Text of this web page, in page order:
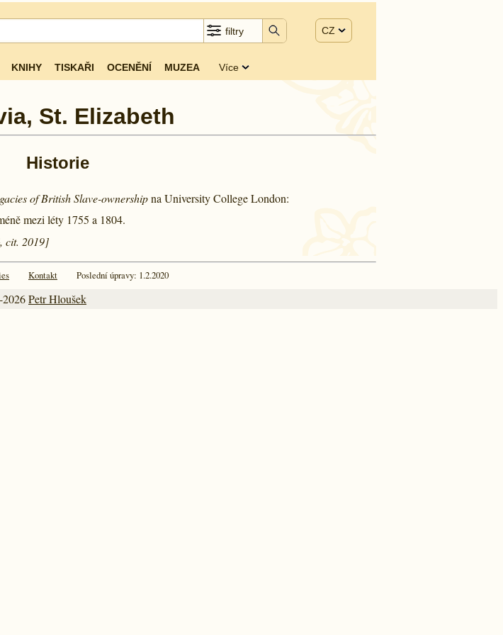
filtry CZ
KNIHY TISKAŘI OCENĚNÍ MUZEA Více
St. Elizabeth
Historie
of British Slave-ownershipna University College London:
mezi léty 1755 a 1804.
, cit. 2019]
Kontakt Poslední úpravy: 1.2.2020
Petr Hloušek